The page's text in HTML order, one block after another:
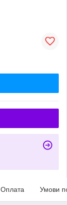
Оплата Умови